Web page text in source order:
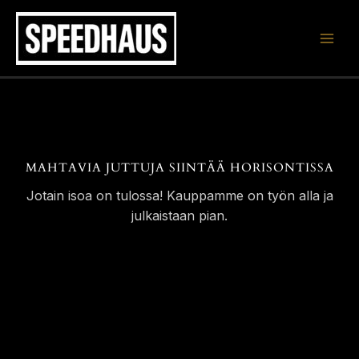
Siirry
sisältöön
MAHTAVIA JUTTUJA SIINTÄÄ HORISONTISSA
Jotain isoa on tulossa! Kauppamme on työn alla ja
julkaistaan pian.